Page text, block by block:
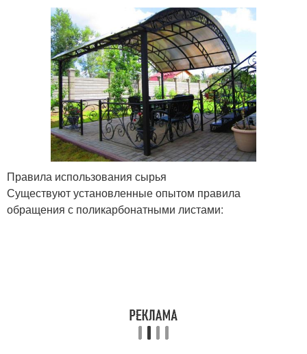
Правила использования сырья
Существуют установленные опытом правила
обращения с поликарбонатными листами: